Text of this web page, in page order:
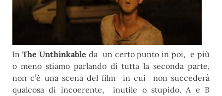
In The Unthinkable da un certo punto in poi, e più
o meno stiamo parlando di tutta la seconda parte,
non c’è una scena del film in cui non succederà
qualcosa di incoerente, inutile o stupido. A e B